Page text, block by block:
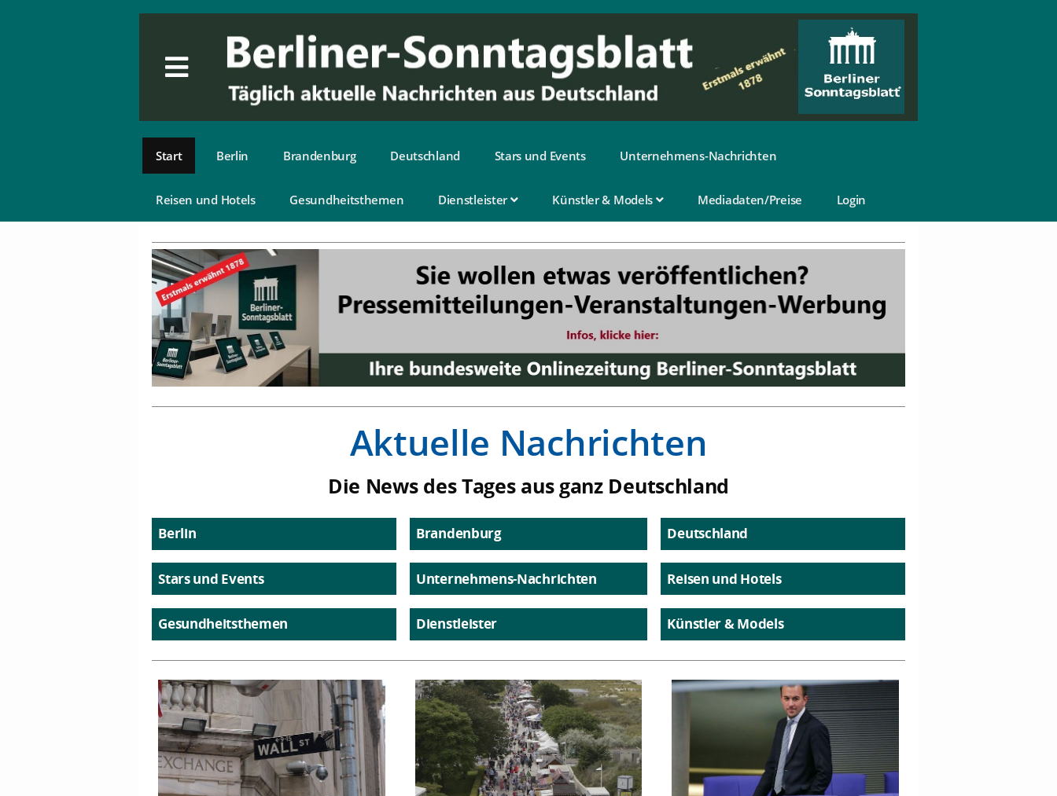
Start Berlin Brandenburg Deutschland Stars und Events Unternehmens-Nachrichten
Reisen und Hotels Gesundheitsthemen Dienstleister Künstler & Models Mediadaten/Preise Login
Aktuelle Nachrichten
Die News des Tages aus ganz Deutschland
Berlin Brandenburg Deutschland
Stars und Events Unternehmens-Nachrichten Reisen und Hotels
Gesundheitsthemen Dienstleister Künstler & Models